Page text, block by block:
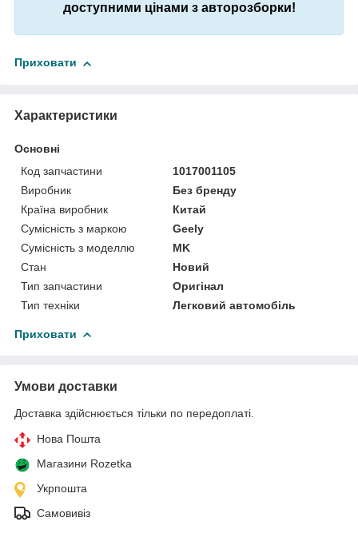
доступними цінами з авторозборки!
Приховати
Характеристики
Основні
Код запчастини
1017001105
Виробник
Без бренду
Країна виробник
Китай
Сумісність з маркою
Geely
Сумісність з моделлю
MK
Стан
Новий
Тип запчастини
Оригінал
Тип техніки
Легковий автомобіль
Приховати
Умови доставки
Доставка здійснюється тільки по передоплаті.
Нова Пошта
Магазини Rozetka
Укрпошта
Самовивіз